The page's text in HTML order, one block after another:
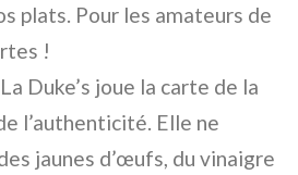
plats. Pour les amateurs de
!
La Duke’s joue la carte de la
l’authenticité. Elle ne
jaunes d’œufs, du vinaigre